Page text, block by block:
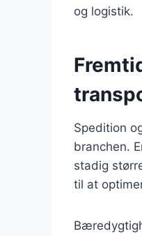
og logistik.
Spedition
branchen.
stadig
til at